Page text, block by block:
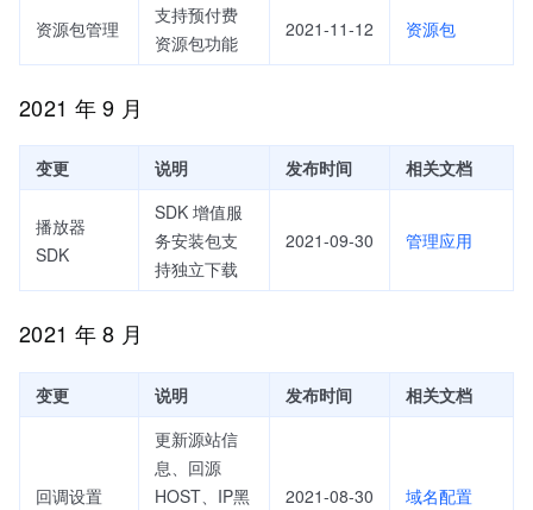
资源包管理
支持预付费
资源包功能
2021-11-12 资源包
2021 年 9 月
变更 说明 发布时间 相关文档
播放器
SDK
SDK 增值服
务安装包支
持独立下载
2021-09-30 管理应用
2021 年 8 月
变更 说明 发布时间 相关文档
回调设置
更新源站信
息、回源
HOST、IP黑
2021-08-30 域名配置